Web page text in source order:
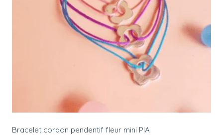
Bracelet cordon pendentif fleur mini PIA